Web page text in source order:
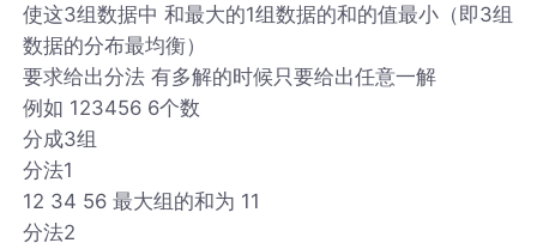
使这3组数据中 和最大的1组数据的和的值最小（即3组
数据的分布最均衡）
要求给出分法 有多解的时候只要给出任意一解
例如 123456 6个数
分成3组
分法1
12 34 56 最大组的和为 11
分法2